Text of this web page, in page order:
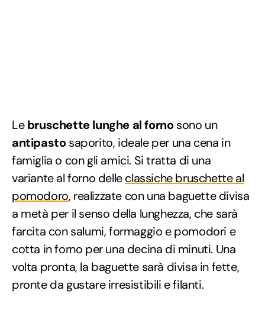
Lebruschette lunghe al fornosono un
antipastosaporito, ideale per una cena in
famiglia o con gli amici. Si tratta di una
variante al forno delleclassiche bruschette al
pomodoro, realizzate con una baguette divisa
a metà per il senso della lunghezza, che sarà
farcita con salumi, formaggio e pomodori e
cotta in forno per una decina di minuti. Una
volta pronta, la baguette sarà divisa in fette,
pronte da gustare irresistibili e filanti.